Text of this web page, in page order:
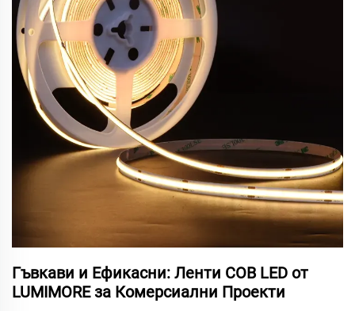
Гъвкави и Ефикасни: Ленти COB LED от
LUMIMORE за Комерсиални Проекти